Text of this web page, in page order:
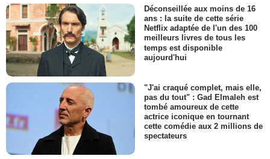
Déconseillée aux moins de 16
ans : la suite de cette série
Netflix adaptée de l'un des 100
meilleurs livres de tous les
temps est disponible
aujourd'hui
"J'ai craqué complet, mais elle,
pas du tout" : Gad Elmaleh est
tombé amoureux de cette
actrice iconique en tournant
cette comédie aux 2 millions de
spectateurs